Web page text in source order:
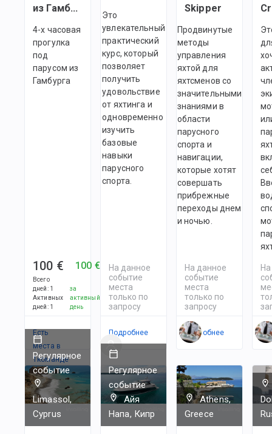
из Гамбурга
4-х часовая
прогулка
под
парусом из
Гамбурга
100 €
Всего
дней: 1
Активных
дней: 1
100 €
за
активный
день
Есть
места в
1командe
Это
увлекательный
практический
курс, который
позволяет
получить
удовольствие
от яхтинга и
одновременно
изучить
базовые
навыки
парусного
спорта.
На данное
событие
места
только по
запросу
Подробнее
Skipper
Продвинутые
методы
управления
яхтой для
яхтсменов со
значительными
знаниями в
области
парусного
спорта и
навигации,
которые хотят
совершать
прибрежные
переходы днем
и ночью.
На данное
событие
места
только по
запросу
Подробнее
Регулярное
событие
Limassol,
Cyprus
Регулярное
событие
Айя
Напа, Кипр
Athens,
Greece